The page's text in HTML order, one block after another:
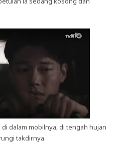
dalam mobilnya, di tengah hujan
takdirnya.